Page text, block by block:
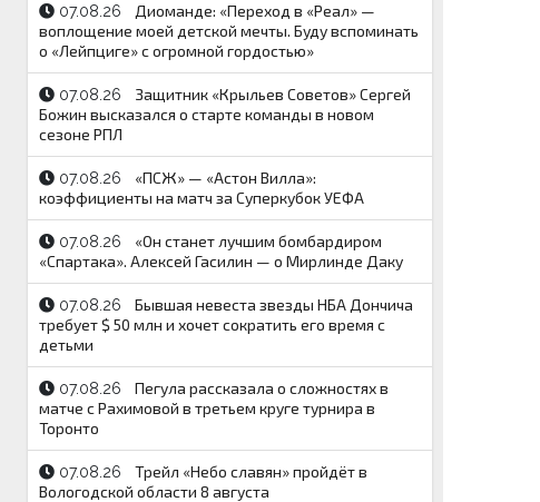
07.08.26
Диоманде: «Переход в «Реал» —
воплощение моей детской мечты. Буду вспоминать
о «Лейпциге» с огромной гордостью»
07.08.26
Защитник «Крыльев Советов» Сергей
Божин высказался о старте команды в новом
сезоне РПЛ
07.08.26
«ПСЖ» — «Астон Вилла»:
коэффициенты на матч за Суперкубок УЕФА
07.08.26
«Он станет лучшим бомбардиром
«Спартака». Алексей Гасилин — о Мирлинде Даку
07.08.26
Бывшая невеста звезды НБА Дончича
требует $ 50 млн и хочет сократить его время с
детьми
07.08.26
Пегула рассказала о сложностях в
матче с Рахимовой в третьем круге турнира в
Торонто
07.08.26
Трейл «Небо славян» пройдёт в
Вологодской области 8 августа